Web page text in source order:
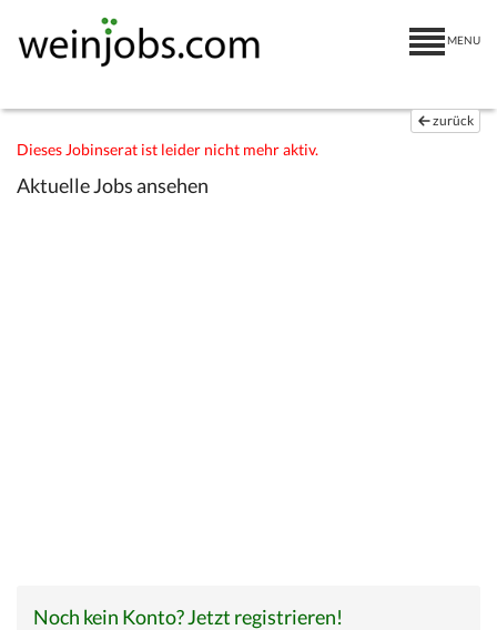
MENU
zurück
Dieses Jobinserat ist leider nicht mehr aktiv.
Aktuelle Jobs ansehen
Noch kein Konto? Jetzt registrieren!